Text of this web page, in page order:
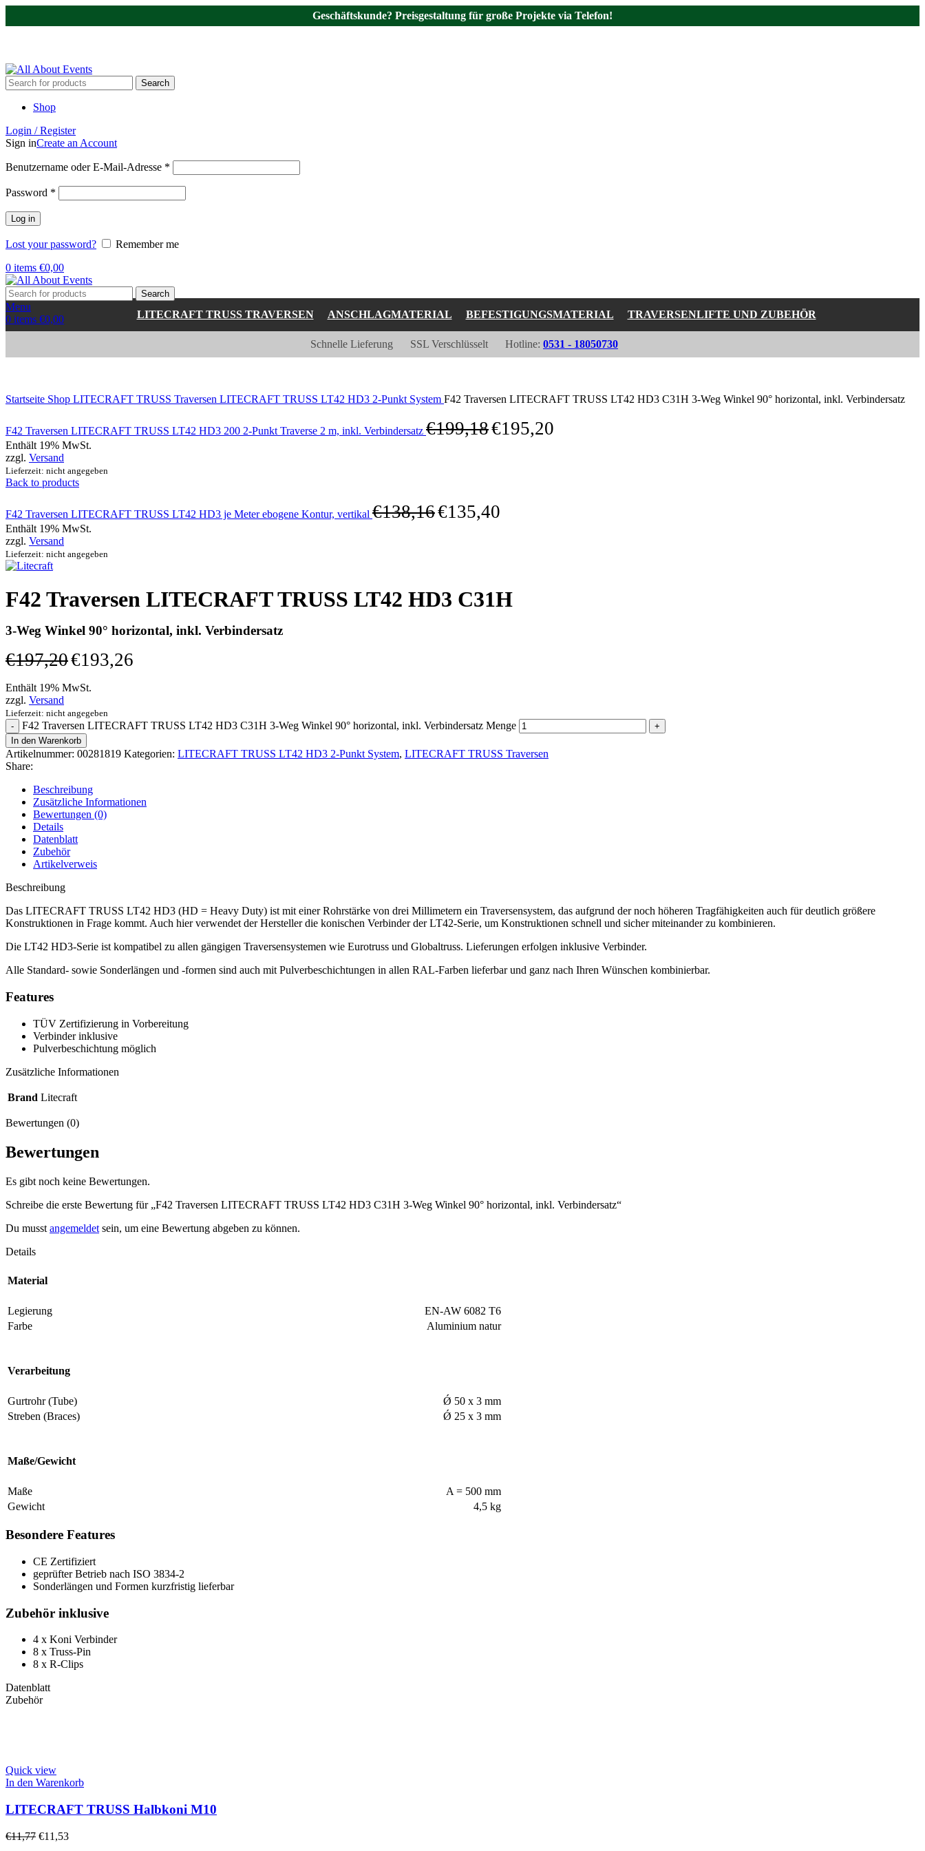
Geschäftskunde? Preisgestaltung für große Projekte via Telefon!
Search
Shop
Login / Register
Sign inCreate an Account
Benutzername oder E-Mail-Adresse *
Password *
Log in
Lost your password?
Remember me
0 items €0,00
Search
Menu
0 items €0,00 LITECRAFT TRUSS TRAVERSEN ANSCHLAGMATERIAL BEFESTIGUNGSMATERIAL TRAVERSENLIFTE UND ZUBEHÖR
Schnelle Lieferung SSL Verschlüsselt Hotline: 0531 - 18050730
Startseite Shop LITECRAFT TRUSS Traversen LITECRAFT TRUSS LT42 HD3 2-Punkt System F42 Traversen LITECRAFT TRUSS LT42 HD3 C31H 3-Weg Winkel 90° horizontal, inkl. Verbindersatz
F42 Traversen LITECRAFT TRUSS LT42 HD3 200 2-Punkt Traverse 2 m, inkl. Verbindersatz €199,18€195,20
Enthält 19% MwSt.
zzgl. Versand
Lieferzeit: nicht angegeben
Back to products
F42 Traversen LITECRAFT TRUSS LT42 HD3 je Meter ebogene Kontur, vertikal €138,16€135,40
Enthält 19% MwSt.
zzgl. Versand
Lieferzeit: nicht angegeben
F42 Traversen LITECRAFT TRUSS LT42 HD3 C31H
3-Weg Winkel 90° horizontal, inkl. Verbindersatz
€197,20€193,26
Enthält 19% MwSt.
zzgl. Versand
Lieferzeit: nicht angegeben
F42 Traversen LITECRAFT TRUSS LT42 HD3 C31H 3-Weg Winkel 90° horizontal, inkl. Verbindersatz Menge
In den Warenkorb
Artikelnummer: 00281819 Kategorien: LITECRAFT TRUSS LT42 HD3 2-Punkt System, LITECRAFT TRUSS Traversen
Share:
Beschreibung
Zusätzliche Informationen
Bewertungen (0)
Details
Datenblatt
Zubehör
Artikelverweis
Beschreibung
Das LITECRAFT TRUSS LT42 HD3 (HD = Heavy Duty) ist mit einer Rohrstärke von drei Millimetern ein Traversensystem, das aufgrund der noch höheren Tragfähigkeiten auch für deutlich größere
Konstruktionen in Frage kommt. Auch hier verwendet der Hersteller die konischen Verbinder der LT42-Serie, um Konstruktionen schnell und sicher miteinander zu kombinieren.
Die LT42 HD3-Serie ist kompatibel zu allen gängigen Traversensystemen wie Eurotruss und Globaltruss. Lieferungen erfolgen inklusive Verbinder.
Alle Standard- sowie Sonderlängen und -formen sind auch mit Pulverbeschichtungen in allen RAL-Farben lieferbar und ganz nach Ihren Wünschen kombinierbar.
Features
TÜV Zertifizierung in Vorbereitung
Verbinder inklusive
Pulverbeschichtung möglich
Zusätzliche Informationen
Brand Litecraft
Bewertungen (0)
Bewertungen
Es gibt noch keine Bewertungen.
Schreibe die erste Bewertung für „F42 Traversen LITECRAFT TRUSS LT42 HD3 C31H 3-Weg Winkel 90° horizontal, inkl. Verbindersatz“
Du musst angemeldet sein, um eine Bewertung abgeben zu können.
Details
Material
Legierung
EN-AW 6082 T6
Farbe
Aluminium natur
Verarbeitung
Gurtrohr (Tube)
Ǿ 50 x 3 mm
Streben (Braces)
Ǿ 25 x 3 mm
Maße/Gewicht
Maße
A = 500 mm
Gewicht
4,5 kg
Besondere Features
CE Zertifiziert
geprüfter Betrieb nach ISO 3834-2
Sonderlängen und Formen kurzfristig lieferbar
Zubehör inklusive
4 x Koni Verbinder
8 x Truss-Pin
8 x R-Clips
Datenblatt
Zubehör
Quick view
In den Warenkorb
LITECRAFT TRUSS Halbkoni M10
€11,77 €11,53